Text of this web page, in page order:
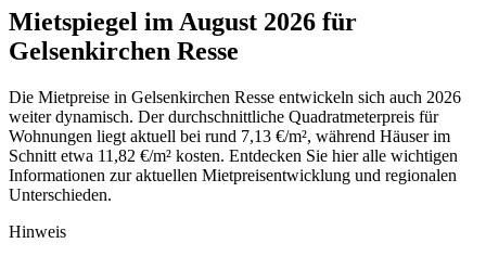
Mietspiegel im August 2026 für
Gelsenkirchen Resse
Die Mietpreise in Gelsenkirchen Resse entwickeln sich auch 2026
weiter dynamisch. Der durchschnittliche Quadratmeterpreis für
Wohnungen liegt aktuell bei rund 7,13 €/m², während Häuser im
Schnitt etwa 11,82 €/m² kosten. Entdecken Sie hier alle wichtigen
Informationen zur aktuellen Mietpreisentwicklung und regionalen
Unterschieden.
Hinweis